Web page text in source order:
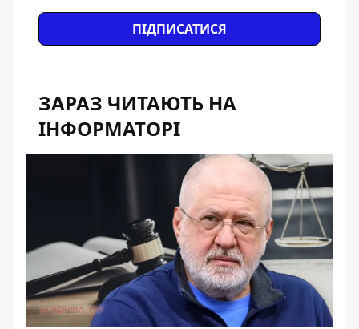
ПІДПИСАТИСЯ
ЗАРАЗ ЧИТАЮТЬ НА
ІНФОРМАТОРІ